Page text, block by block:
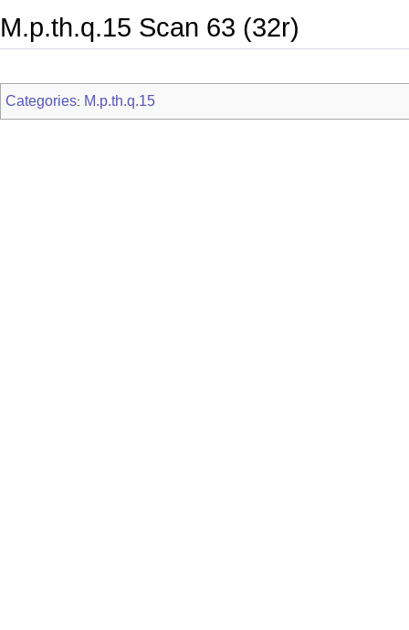
M.p.th.q.15 Scan 63 (32r)
Categories: M.p.th.q.15